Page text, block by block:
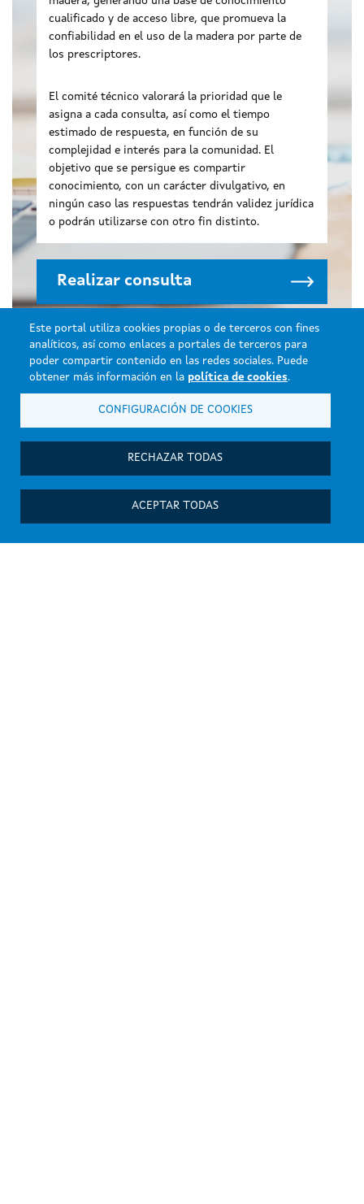
Este portal utiliza cookies propias o de terceros con fines
analíticos, así como enlaces a portales de terceros para
poder compartir contenido en las redes sociales. Puede
obtener más información en la política de cookies.
CONFIGURACIÓN DE COOKIES
RECHAZAR TODAS
ACEPTAR TODAS
cualificado y de acceso libre, que promueva la
confiabilidad en el uso de la madera por parte de
los prescriptores.
El comité técnico valorará la prioridad que le
asigna a cada consulta, así como el tiempo
estimado de respuesta, en función de su
complejidad e interés para la comunidad. El
objetivo que se persigue es compartir
conocimiento, con un carácter divulgativo, en
ningún caso las respuestas tendrán validez jurídica
o podrán utilizarse con otro fin distinto.
Realizar consulta
Productos
Suelos de madera Step & Wall